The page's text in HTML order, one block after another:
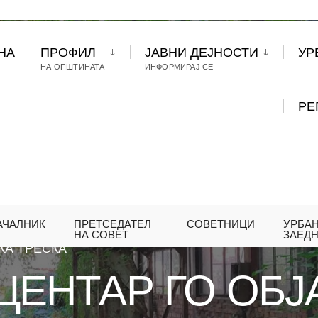
ПРОФИЛ
НА ОПШТИНАТА
ЈАВНИ ДЕЈНОСТИ
ИНФОРМИРАЈ СЕ
ПРЕТСЕДАТЕЛ
НА СОВЕТ
СОВЕТНИЦИ
ЦЕНТАР ГО ОБЈАВИ КОНКУРСОТ ЗА
ТРЕСКА
ГО